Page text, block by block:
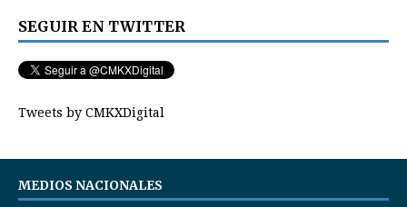
SEGUIR EN TWITTER
Tweets by CMKXDigital
MEDIOS NACIONALES